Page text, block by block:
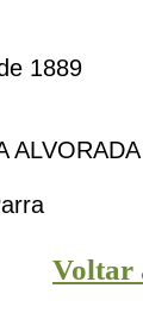
1889
ALVORADA
Voltar